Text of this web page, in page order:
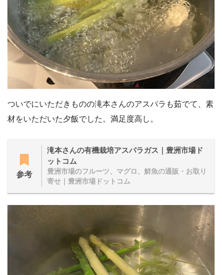
ついでにいただきものの滝本さんのアスパラも茹でて、素
材をいただいた夕飯でした。満足度高し。
参考
滝本さんの有機栽培アスパラガス｜豊洲市場ド
ットコム
豊洲市場のフルーツ、マグロ、鮮魚の通販・お取り
寄せ｜豊洲市場ドットコム